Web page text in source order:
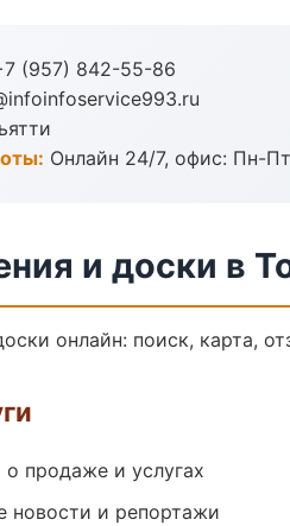
(957) 842-55-86
Онлайн 24/7, офис: Пн-
и доски в
онлайн: поиск, карта,
о продаже и услугах
новости и репортажи